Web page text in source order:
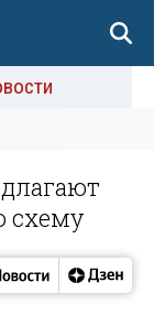
схему